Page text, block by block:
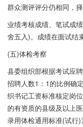
群众测评评分仍相同，
业绩考核成绩、笔试成
舍五入)。成绩在面试结
(五)体检考察
县委组织部根据考试应
招聘人数1：1的比例确
织书记工资标准核定岗
的有资质的县级及以上
录用体检通用标准(试行)